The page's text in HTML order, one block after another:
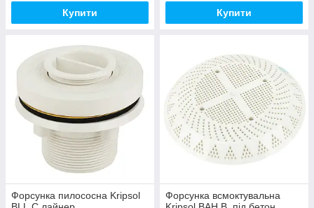
Купити Купити
Форсунка пилососна Kripsol
Форсунка всмоктувальна